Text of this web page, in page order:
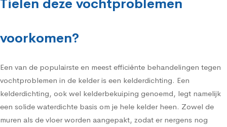
Tielen deze vochtproblemen
voorkomen?
Een van de populairste en meest efficiënte behandelingen tegen
vochtproblemen in de kelder is een kelderdichting. Een
kelderdichting, ook wel kelderbekuiping genoemd, legt namelijk
een solide waterdichte basis om je hele kelder heen. Zowel de
muren als de vloer worden aangepakt, zodat er nergens nog